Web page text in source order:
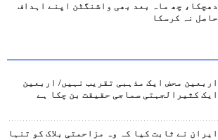
دھچکا، چھ ماہ بعد بھی واشنگٹن اپنے اہداف
حاصل نہ کرسکا
اربعین محض ایک مذہبی تقریب نہیں/ اربعین
ایک کثیرالجہتی سماجی حقیقت بن چکا ہے
ایران نے ثابت کیا کہ وہ مزاحمتی بلاک کو تنہا